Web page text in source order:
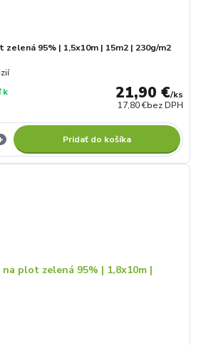
95% | 1,5x10m | 15m2 | 230g/m2
21,90 €/ks
17,80 €bez DPH
k
Pridať do košíka